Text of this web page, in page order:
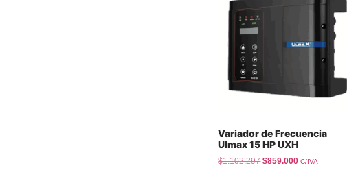
Variador de Frecuencia
Ulmax 15 HP UXH
$1.102.297 $859.000 C/IVA